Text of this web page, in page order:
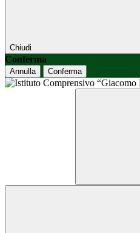
Chiudi
Conferma
Annulla Conferma